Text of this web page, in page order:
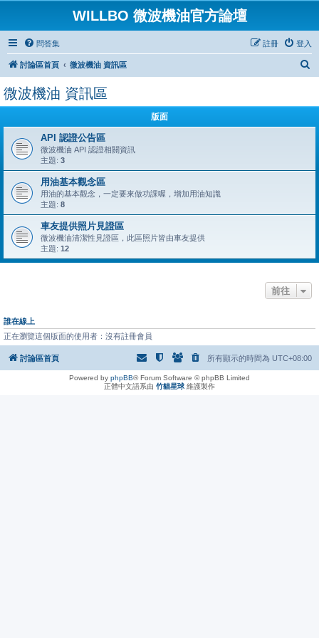
WILLBO 微波機油官方論壇
問答集 登入
註冊
討論區首頁 微波機油 資訊區
微波機油 資訊區
版面
API 認證公告區
微波機油 API 認證相關資訊
主題: 3
用油基本觀念區
用油的基本觀念，一定要來做功課喔，增加用油知識
主題: 8
車友提供照片見證區
微波機油清潔性見證區，此區照片皆由車友提供
主題: 12
前往
誰在線上
正在瀏覽這個版面的使用者：沒有註冊會員
討論區首頁 所有顯示的時間為 UTC+08:00
Powered by phpBB® Forum Software © phpBB Limited
正體中文語系由 竹貓星球 維護製作